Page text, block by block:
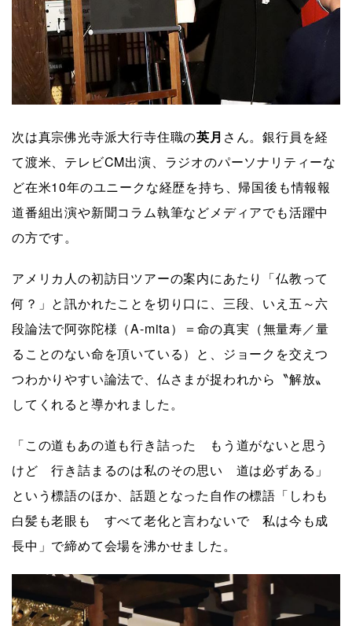
次は真宗佛光寺派大行寺住職の英月 さん。銀行員を経
て渡米、テレビCM出演、ラジオのパーソナリティーな
ど在米10年のユニークな経歴を持ち、帰国後も情報報
道番組出演や新聞コラム執筆などメディアでも活躍中
の方です。
アメリカ人の初訪日ツアーの案内にあたり「仏教って
何？」と訊かれたことを切り口に、三段、いえ五～六
段論法で阿弥陀様（A-mita）＝命の真実（無量寿／量
ることのない命を頂いている）と、ジョークを交えつ
つわかりやすい論法で、仏さまが捉われから〝解放〟
してくれると導かれました。
「この道もあの道も行き詰った もう道がないと思う
けど 行き詰まるのは私のその思い 道は必ずある」
という標語のほか、話題となった自作の標語「しわも
白髪も老眼も すべて老化と言わないで 私は今も成
長中」で締めて会場を沸かせました。